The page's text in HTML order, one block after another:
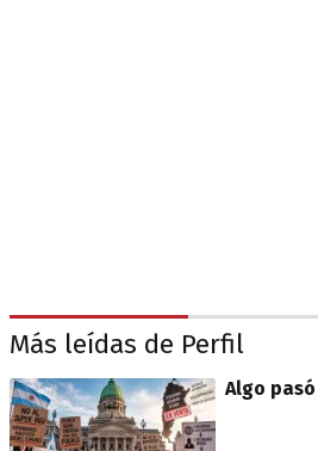
Más leídas de Perfil
Algo pasó